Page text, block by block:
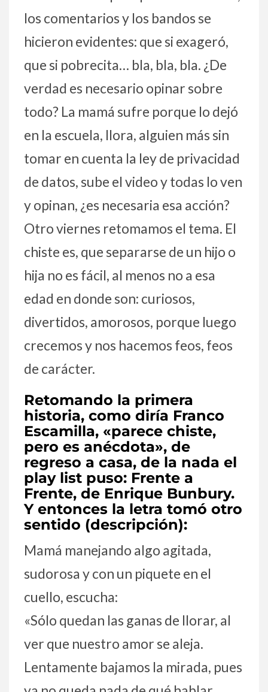
los comentarios y los bandos se
hicieron evidentes: que si exageró,
que si pobrecita… bla, bla, bla. ¿De
verdad es necesario opinar sobre
todo? La mamá sufre porque lo dejó
en la escuela, llora, alguien más sin
tomar en cuenta la ley de privacidad
de datos, sube el video y todas lo ven
y opinan, ¿es necesaria esa acción?
Otro viernes retomamos el tema. El
chiste es, que separarse de un hijo o
hija no es fácil, al menos no a esa
edad en donde son: curiosos,
divertidos, amorosos, porque luego
crecemos y nos hacemos feos, feos
de carácter.
Retomando la primera
historia, como diría Franco
Escamilla, «parece chiste,
pero es anécdota», de
regreso a casa, de la nada el
play list puso: Frente a
Frente, de Enrique Bunbury.
Y entonces la letra tomó otro
sentido (descripción):
Mamá manejando algo agitada,
sudorosa y con un piquete en el
cuello, escucha:
«Sólo quedan las ganas de llorar, al
ver que nuestro amor se aleja.
Lentamente bajamos la mirada, pues